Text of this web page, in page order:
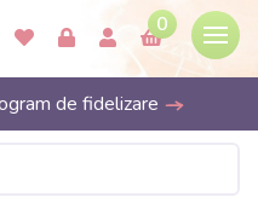
0
de fidelizare